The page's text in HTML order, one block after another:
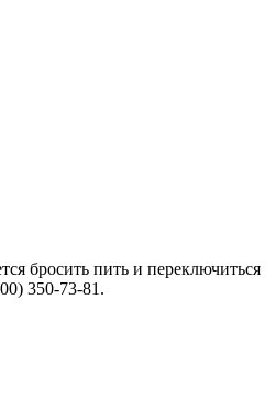
бросить пить и переключиться
350-73-81.